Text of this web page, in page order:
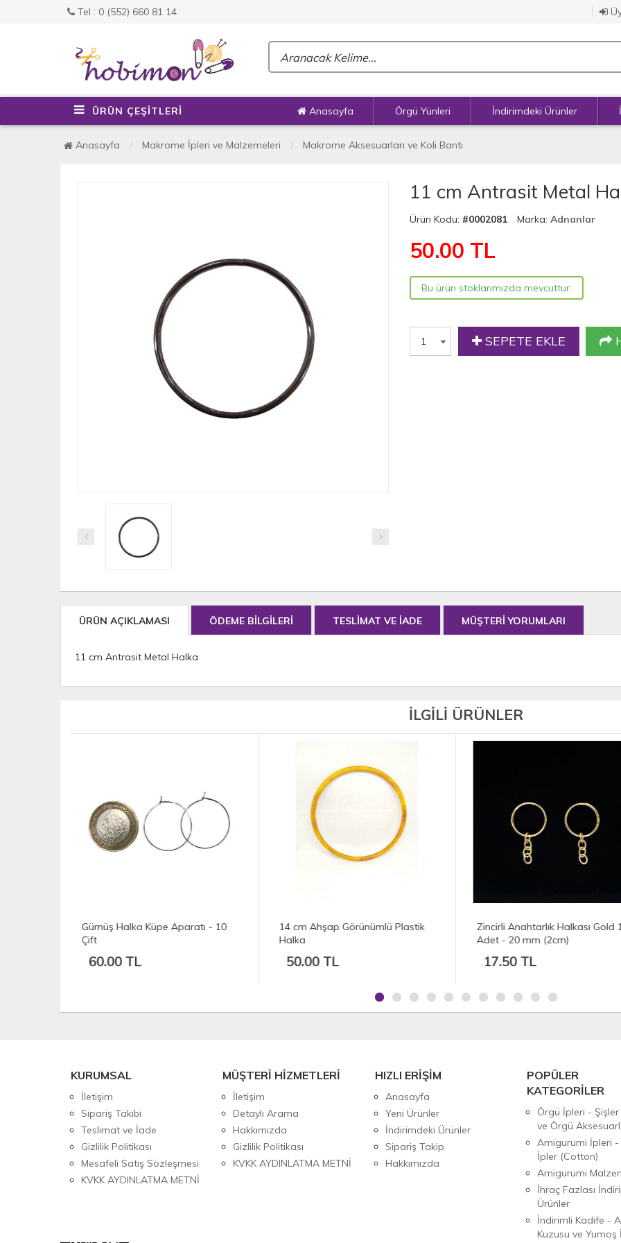
Tel : 0 (552) 660 81 14
ÜRÜN ÇEŞİTLERİ Anasayfa Örgü Yünleri İndirimdeki Ürünler
Anasayfa Makrome İpleri ve Malzemeleri Makrome Aksesuarları ve Koli Bantı
11 cm Antrasit Metal
Ürün Kodu: #0002081 Marka:Adnanlar
50.00 TL
Bu ürün stoklarımızda mevcuttur.
SEPETE EKLE
ÜRÜN AÇIKLAMASI ÖDEME BİLGİLERİ TESLİMAT VE İADE MÜŞTERİ YORUMLARI
11 cm Antrasit Metal Halka
İLGİLİ ÜRÜNLER
14 cm Ahşap Görünümlü Plastik
Halka
50.00 TL
Zincirli Anahtarlık Halkası Gold 10
Adet - 20 mm (2cm)
17.50 TL
Anahtarlık Aparatı (Papağan)
Çeşitleri - Adet
4.00 TL
KURUMSAL
İletişim
Sipariş Takibi
Teslimat ve İade
Gizlilik Politikası
Mesafeli Satış Sözleşmesi
KVKK AYDINLATMA METNİ
MÜŞTERİ HİZMETLERİ
İletişim
Detaylı Arama
Hakkımızda
Gizlilik Politikası
KVKK AYDINLATMA METNİ
HIZLI ERİŞİM
Anasayfa
Yeni Ürünler
İndirimdeki Ürünler
Sipariş Takip
Hakkımızda
POPÜLER
KATEGORİLER
Örgü İpleri - Şişler
ve Örgü
Amigurumi İpleri -
İpler (Cotton)
Amigurumi
İhraç Fazlası
Ürünler
İndirimli Kadife -
Kuzusu ve Yumoş